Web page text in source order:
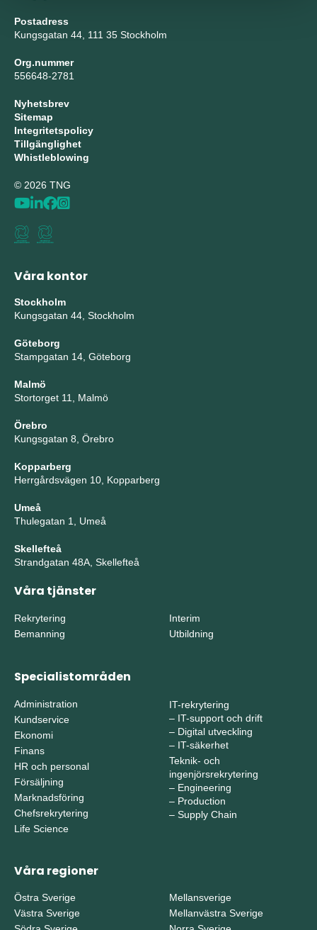
Postadress
Kungsgatan 44, 111 35 Stockholm
Org.nummer
556648-2781
Nyhetsbrev
Sitemap
Integritetspolicy
Tillgänglighet
Whistleblowing
© 2026 TNG
Våra kontor
Stockholm
Kungsgatan 44, Stockholm
Göteborg
Stampgatan 14, Göteborg
Malmö
Stortorget 11, Malmö
Örebro
Kungsgatan 8, Örebro
Kopparberg
Herrgårdsvägen 10, Kopparberg
Umeå
Thulegatan 1, Umeå
Skellefteå
Strandgatan 48A, Skellefteå
Våra tjänster
Rekrytering
Bemanning
Interim
Utbildning
Specialistområden
Administration
Kundservice
Ekonomi
Finans
HR och personal
Försäljning
Marknadsföring
Chefsrekrytering
Life Science
IT-rekrytering
– IT-support och drift
– Digital utveckling
– IT-säkerhet
Teknik- och
ingenjörsrekrytering
– Engineering
– Production
– Supply Chain
Våra regioner
Östra Sverige
Västra Sverige
Mellansverige
Mellanvästra Sverige